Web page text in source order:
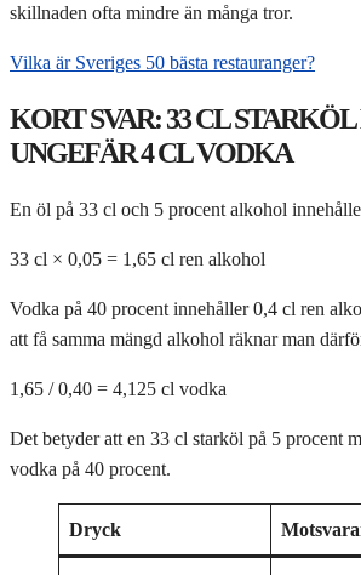
skillnaden ofta mindre än många tror.
Vilka är Sveriges 50 bästa restauranger?
KORT SVAR: 33 CL
UNGEFÄR 4 CL VODKA
En öl på 33 cl och 5 procent alkohol
33 cl × 0,05 = 1,65 cl ren alkohol
Vodka på 40 procent innehåller 0,4 cl ren
att få samma mängd alkohol räknar man
1,65 / 0,40 = 4,125 cl vodka
Det betyder att en 33 cl starköl på 5 procent
vodka på 40 procent.
Dryck